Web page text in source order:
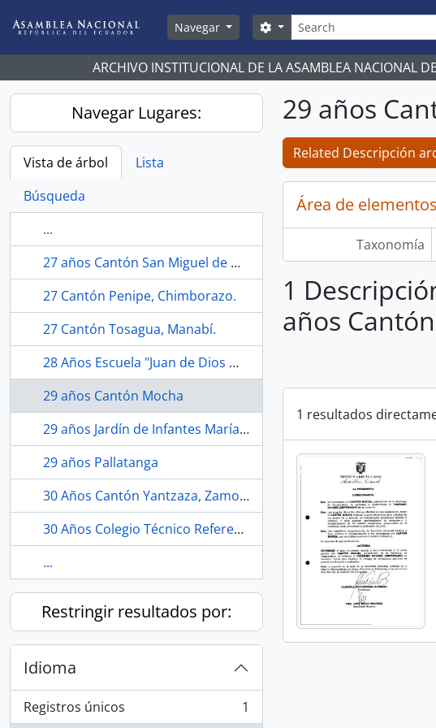
Navegar
Búsqueda
Search options
ARCHIVO INSTITUCIONAL DE LA ASAMBLEA NACIONAL
Navegar Lugares:
Vista de árbol
Lista
Búsqueda
...
27 años Cantón San Miguel de Urcuquí, Imbabura.
27 Cantón Penipe, Chimborazo.
27 Cantón Tosagua, Manabí.
28 Años Escuela "Juan de Dios Morales", Chillanes, Bolívar
29 años Cantón Mocha
29 años Jardín de Infantes María Estatira Uquillas, San Simón Guaranda, Bolívar.
29 años Pallatanga
30 Años Cantón Yantzaza, Zamora Chinchipe.
30 Años Colegio Técnico Referencial Luis Fernando Ruiz, Latacunga
...
Restringir resultados por:
Idioma
Registros únicos
, 1 resultados 1
29 años
Related Descripción
Área de elementos
Taxonomía
1
años
1 resultados